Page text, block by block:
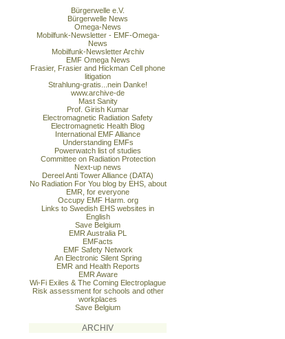
Bürgerwelle e.V.
Bürgerwelle News
Omega-News
Mobilfunk-Newsletter - EMF-Omega-
News
Mobilfunk-Newsletter Archiv
EMF Omega News
Frasier, Frasier and Hickman Cell phone
litigation
Strahlung-gratis...nein Danke!
www.archive-de
Mast Sanity
Prof. Girish Kumar
Electromagnetic Radiation Safety
Electromagnetic Health Blog
International EMF Alliance
Understanding EMFs
Powerwatch list of studies
Committee on Radiation Protection
Next-up news
Dereel Anti Tower Alliance (DATA)
No Radiation For You blog by EHS, about
EMR, for everyone
Occupy EMF Harm. org
Links to Swedish EHS websites in
English
Save Belgium
EMR Australia PL
EMFacts
EMF Safety Network
An Electronic Silent Spring
EMR and Health Reports
EMR Aware
Wi-Fi Exiles & The Coming Electroplague
Risk assessment for schools and other
workplaces
Save Belgium
ARCHIV